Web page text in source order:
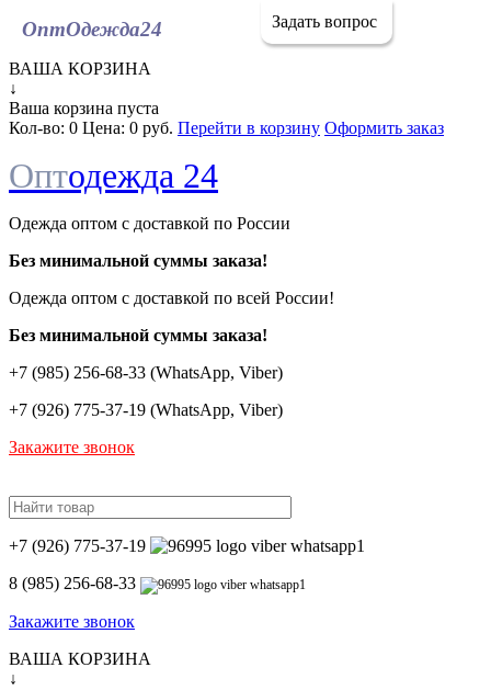
ОптОдежда24
ВАША КОРЗИНА
↓
Ваша корзина пуста
Кол-во: 0 Цена: 0 руб. Перейти в корзину Оформить заказ
Оптодежда 24
Одежда оптом с доставкой по России
Без минимальной суммы заказа!
Одежда оптом c доставкой по всей России!
Без минимальной суммы заказа!
+7 (985) 256-68-33 (WhatsApp, Viber)
+7 (926) 775-37-19 (WhatsApp, Viber)
Закажите звонок
+7 (926) 775-37-19
8 (985) 256-68-33
Закажите звонок
ВАША КОРЗИНА
↓
Задать вопрос